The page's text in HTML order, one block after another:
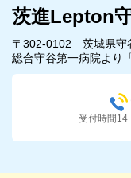
茨進Lepton
〒302-0102 茨城県守
総合守谷第一病院より
受付時間14